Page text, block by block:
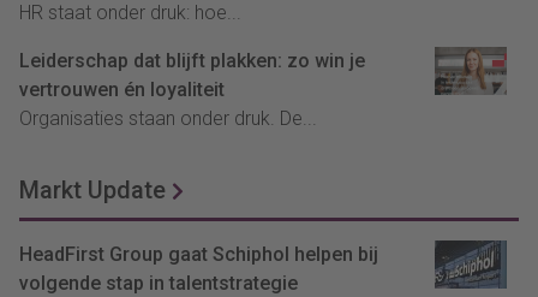
HR staat onder druk: hoe...
Leiderschap dat blijft plakken: zo win je
vertrouwen én loyaliteit
Organisaties staan onder druk. De...
Markt Update
HeadFirst Group gaat Schiphol helpen bij
volgende stap in talentstrategie